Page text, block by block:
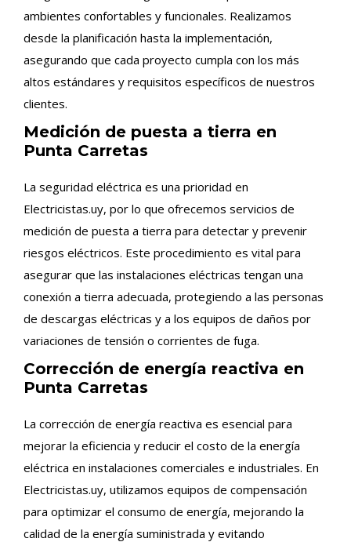
ambientes confortables y funcionales. Realizamos
desde la planificación hasta la implementación,
asegurando que cada proyecto cumpla con los más
altos estándares y requisitos específicos de nuestros
clientes.
Medición de puesta a tierra en
Punta Carretas
La seguridad eléctrica es una prioridad en
Electricistas.uy, por lo que ofrecemos servicios de
medición de puesta a tierra para detectar y prevenir
riesgos eléctricos. Este procedimiento es vital para
asegurar que las instalaciones eléctricas tengan una
conexión a tierra adecuada, protegiendo a las personas
de descargas eléctricas y a los equipos de daños por
variaciones de tensión o corrientes de fuga.
Corrección de energía reactiva en
Punta Carretas
La corrección de energía reactiva es esencial para
mejorar la eficiencia y reducir el costo de la energía
eléctrica en instalaciones comerciales e industriales. En
Electricistas.uy, utilizamos equipos de compensación
para optimizar el consumo de energía, mejorando la
calidad de la energía suministrada y evitando